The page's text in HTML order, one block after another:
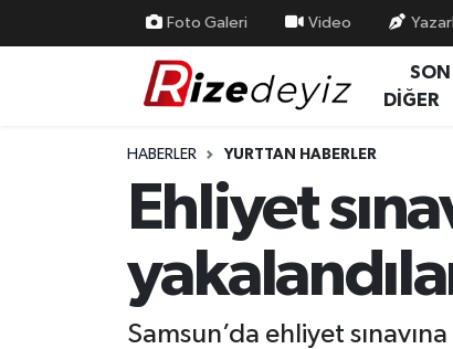
Foto Galeri Video
DİĞER
HABERLER YURTTAN HABERLER
Ehliyet
Samsun’da ehliyet
Yurttan Haberler
Teknoloji
Rize Nöbetçi Eczaneler
Rize Trafik Yoğunluk Haritası
Süper Lig Puan Durumu ve Fikstür
Tüm Manşetler